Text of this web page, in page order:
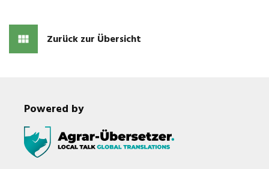
Zurück zur Übersicht
Powered by